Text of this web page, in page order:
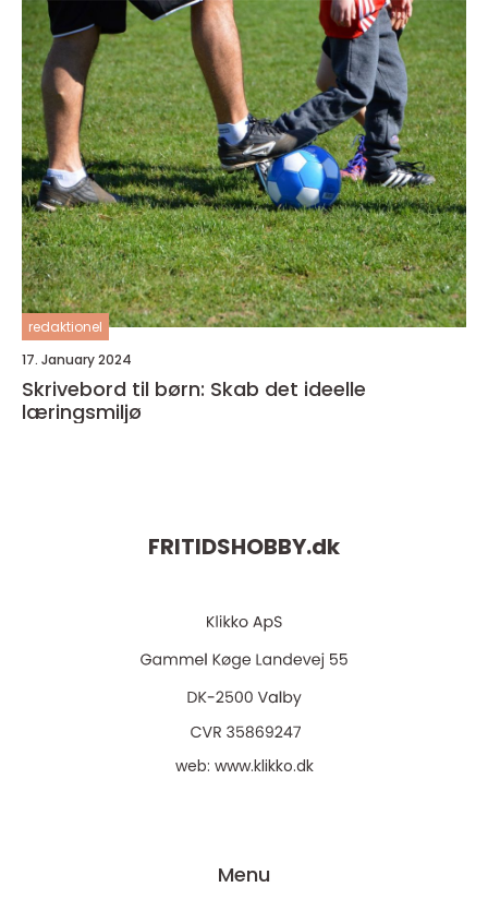
redaktionel
17. January 2024
Skrivebord til børn: Skab det ideelle
læringsmiljø
FRITIDSHOBBY.dk
web: www.klikko.dk
Menu